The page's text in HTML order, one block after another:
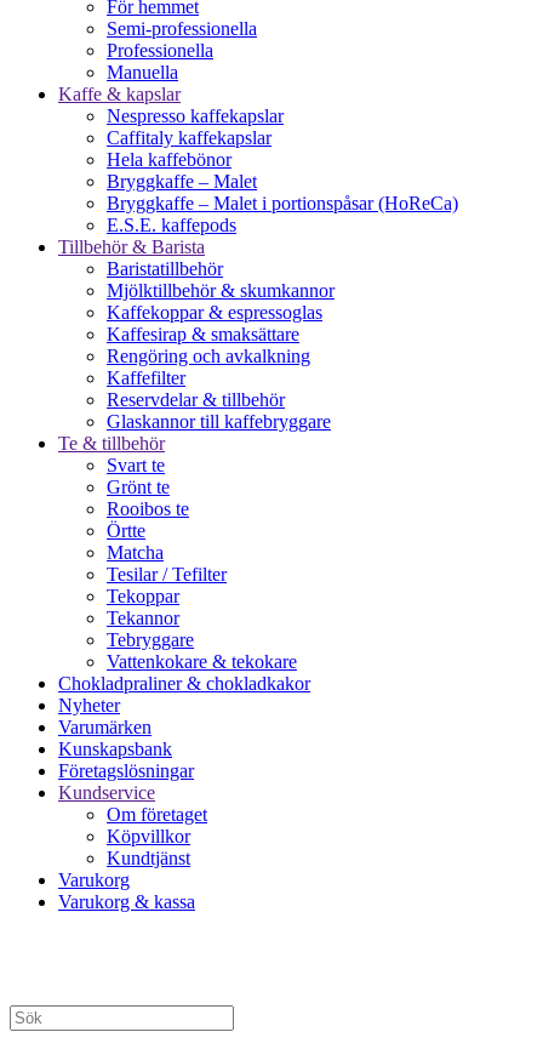
För hemmet
Semi-professionella
Professionella
Manuella
Kaffe & kapslar
Nespresso kaffekapslar
Caffitaly kaffekapslar
Hela kaffebönor
Bryggkaffe – Malet
Bryggkaffe – Malet i portionspåsar (HoReCa)
E.S.E. kaffepods
Tillbehör & Barista
Baristatillbehör
Mjölktillbehör & skumkannor
Kaffekoppar & espressoglas
Kaffesirap & smaksättare
Rengöring och avkalkning
Kaffefilter
Reservdelar & tillbehör
Glaskannor till kaffebryggare
Te & tillbehör
Svart te
Grönt te
Rooibos te
Örtte
Matcha
Tesilar / Tefilter
Tekoppar
Tekannor
Tebryggare
Vattenkokare & tekokare
Chokladpraliner & chokladkakor
Nyheter
Varumärken
Kunskapsbank
Företagslösningar
Kundservice
Om företaget
Köpvillkor
Kundtjänst
Varukorg
Varukorg & kassa